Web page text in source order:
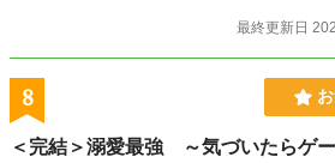
最終更新日
8
＜完結＞溺愛最強 ～気づいたらゲ